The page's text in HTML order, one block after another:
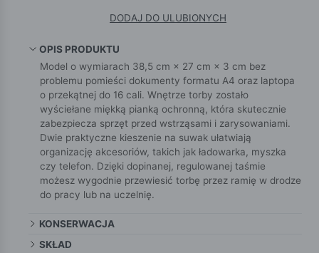
DODAJ DO ULUBIONYCH
OPIS PRODUKTU
Model o wymiarach 38,5 cm × 27 cm × 3 cm bez
problemu pomieści dokumenty formatu A4 oraz laptopa
o przekątnej do 16 cali. Wnętrze torby zostało
wyściełane miękką pianką ochronną, która skutecznie
zabezpiecza sprzęt przed wstrząsami i zarysowaniami.
Dwie praktyczne kieszenie na suwak ułatwiają
organizację akcesoriów, takich jak ładowarka, myszka
czy telefon. Dzięki dopinanej, regulowanej taśmie
możesz wygodnie przewiesić torbę przez ramię w drodze
do pracy lub na uczelnię.
KONSERWACJA
SKŁAD